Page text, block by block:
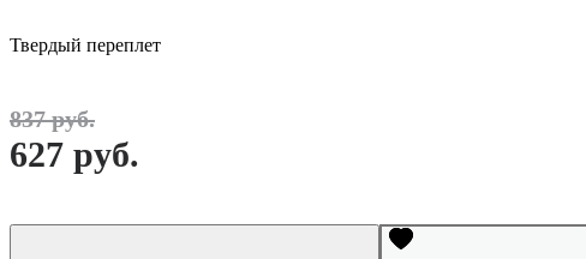
Твердый переплет
837 руб.
627 руб.